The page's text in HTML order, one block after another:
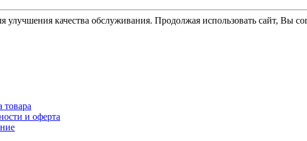
качества обслуживания. Продолжая использовать сайт, Вы
товара
и оферта